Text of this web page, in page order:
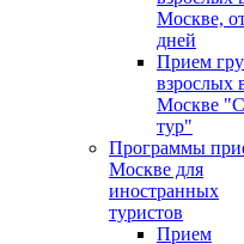
Москве,
дней
Прием
взрослых
Москве
тур"
Программы
Москве для
иностранных
туристов
Прием